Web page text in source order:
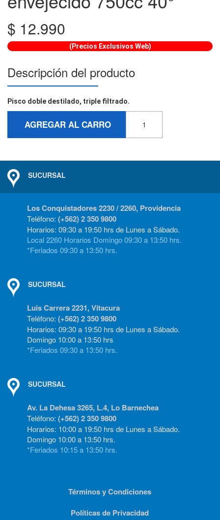
$ 12.990
(Precios Exclusivos Web)
Descripción del producto
Pisco doble destilado, triple filtrado.
AGREGAR AL CARRO
SUCURSAL
Los Conquistadores 2230 / 2260, Providencia
Teléfono: (+562) 2 350 9800
Horarios: 09:30 a 19:50 hrs de Lunes a Sábado.
Local 2260 Horarios Domingo 09:30 a 13:50 hrs.
*Feriados 09:30 a 13:50 hrs.
SUCURSAL
Luis Carrera 2231, Vitacura
Teléfono: (+562) 2 350 9800
Horarios: 09:30 a 19:50 hrs de Lunes a Sábado.
Domingo 10:00 a 13:50 hrs
*Feriados 09:30 a 13:50 hrs.
SUCURSAL
Av. La Dehesa 3265, L.4, Lo Barnechea
Teléfono: (+562) 2 350 9800
Horarios: 10:00 a 19:50 hrs de Lunes a Sábado.
Domingo 10:00 a 13:50 hrs.
*Feriados 10:15 a 13:50 hrs.
Términos y Condiciones
Políticas de Privacidad